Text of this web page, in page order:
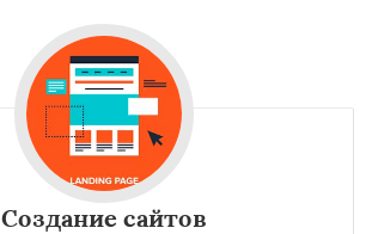
Создание сайтов